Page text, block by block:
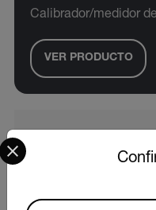
Calibrador/medidor
VER PRODUCTO
Select your preferred
Available Locations